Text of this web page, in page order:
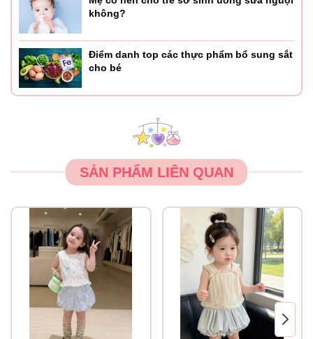
không?
Điểm danh top các thực phẩm bổ sung sắt
cho bé
SẢN PHẨM LIÊN QUAN